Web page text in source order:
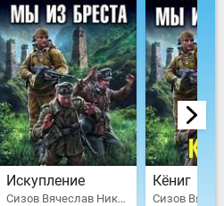
Искупление
Сизов Вячеслав Николаевич
Кёниг